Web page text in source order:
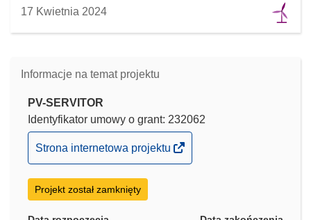
17 Kwietnia 2024
Informacje na temat projektu
PV-SERVITOR
Identyfikator umowy o grant: 232062
(odnośnik
otworzy
się
w
Strona internetowa projektu
Projekt został zamknięty